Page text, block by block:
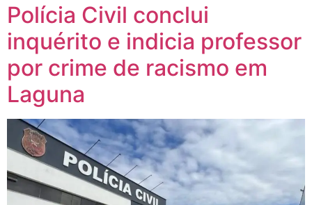
Polícia Civil conclui
inquérito e indicia professor
por crime de racismo em
Laguna